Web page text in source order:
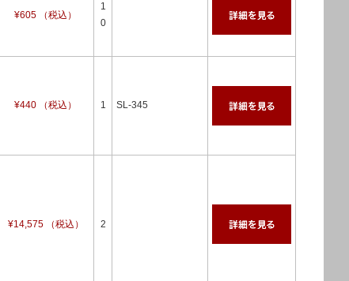
¥605 （税込）
1
0
¥440 （税込） 1 SL-345
¥14,575 （税込） 2